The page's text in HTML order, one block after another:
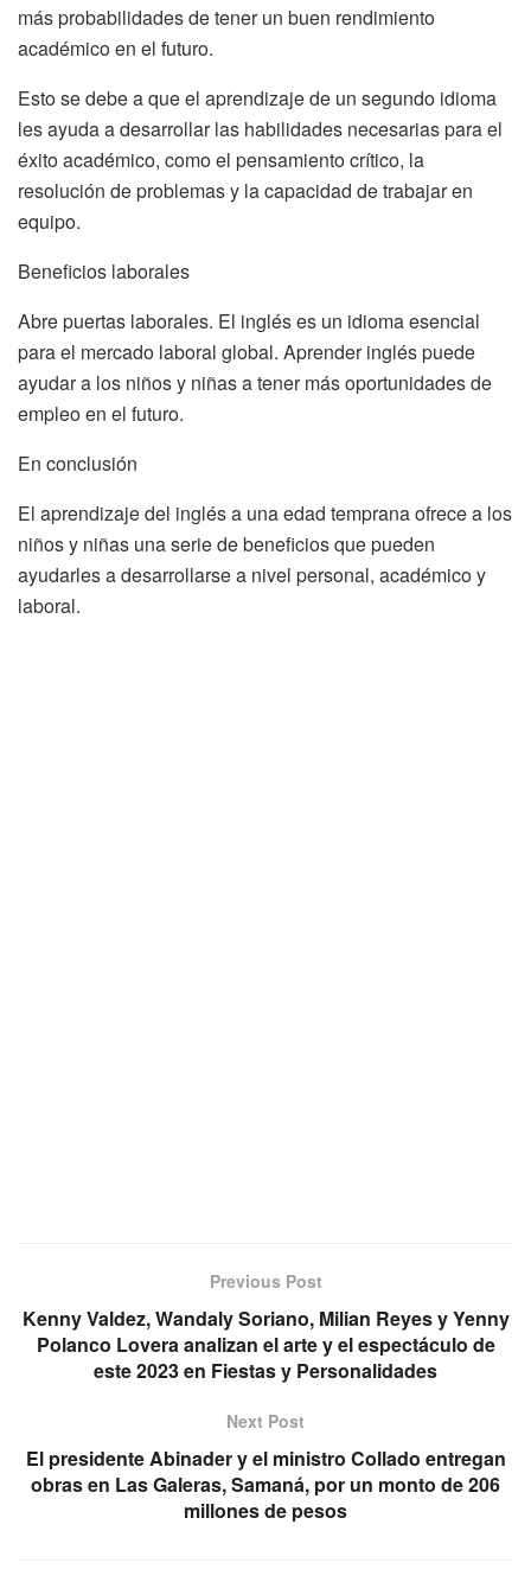
más probabilidades de tener un buen rendimiento
académico en el futuro.
Esto se debe a que el aprendizaje de un segundo idioma
les ayuda a desarrollar las habilidades necesarias para el
éxito académico, como el pensamiento crítico, la
resolución de problemas y la capacidad de trabajar en
equipo.
Beneficios laborales
Abre puertas laborales. El inglés es un idioma esencial
para el mercado laboral global. Aprender inglés puede
ayudar a los niños y niñas a tener más oportunidades de
empleo en el futuro.
En conclusión
El aprendizaje del inglés a una edad temprana ofrece a los
niños y niñas una serie de beneficios que pueden
ayudarles a desarrollarse a nivel personal, académico y
laboral.
Previous Post
Kenny Valdez, Wandaly Soriano, Milian Reyes y Yenny
Polanco Lovera analizan el arte y el espectáculo de
este 2023 en Fiestas y Personalidades
Next Post
El presidente Abinader y el ministro Collado entregan
obras en Las Galeras, Samaná, por un monto de 206
millones de pesos